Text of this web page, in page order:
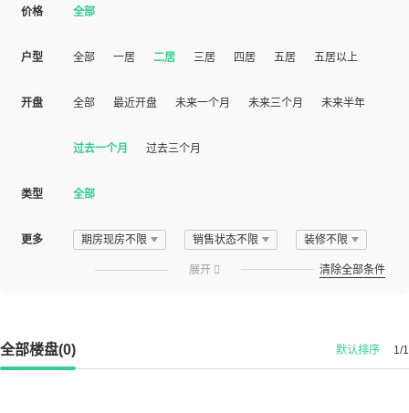
价格 全部
户型 全部 一居 二居 三居 四居 五居 五居以上
开盘 全部 最近开盘 未来一个月 未来三个月 未来半年
过去一个月 过去三个月
类型 全部
更多 期房现房不限 销售状态不限 装修不限
展开  清除全部条件
全部楼盘(0) 1/1
默认排序